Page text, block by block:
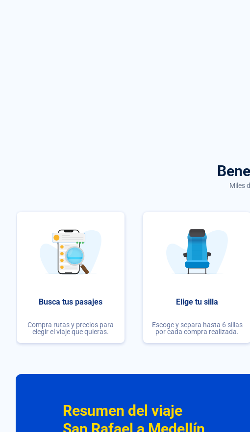
Miles
Busca tus pasajes
Compra rutas y precios para
elegir el viaje que quieras.
Elige tu silla
Escoge y separa hasta 6 sillas
por cada compra realizada.
Resumen del viaje